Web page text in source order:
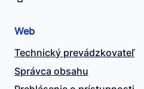
Web
Technický prevádzkovateľ
Správca obsahu